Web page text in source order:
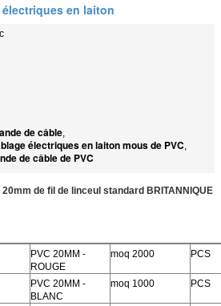
en laiton
de câble,
électriques en laiton mous de PVC,
de câble de PVC
de fil de linceul standard BRITANNIQUE
PVC 20MM -
ROUGE
moq 2000 PCS
PVC 20MM -
BLANC
moq 1000 PCS